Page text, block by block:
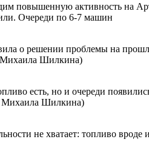
повышенную активность на
Очереди по 6-7 машин
о решении проблемы на
Шилкина)
есть, но и очереди
Михаила Шилкина)
не хватает: топливо